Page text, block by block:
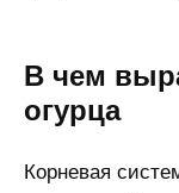
В чем
огурца
Корневая